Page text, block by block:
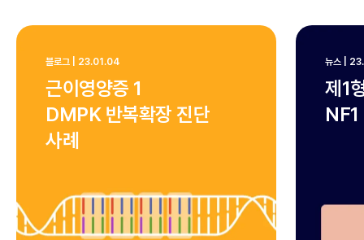
블로그 23.01.04
근이영양증 1
DMPK 반복확장 진단
사례
뉴스
제1
NF1